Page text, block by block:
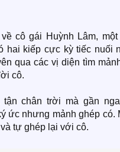
cô gái Huỳnh Lâm,
hai kiếp cực kỳ tiếc nuối
qua các vị diện tìm
cô.
chân trời mà gần
ức nhưng mảnh ghép có.
tự ghép lại với cô.